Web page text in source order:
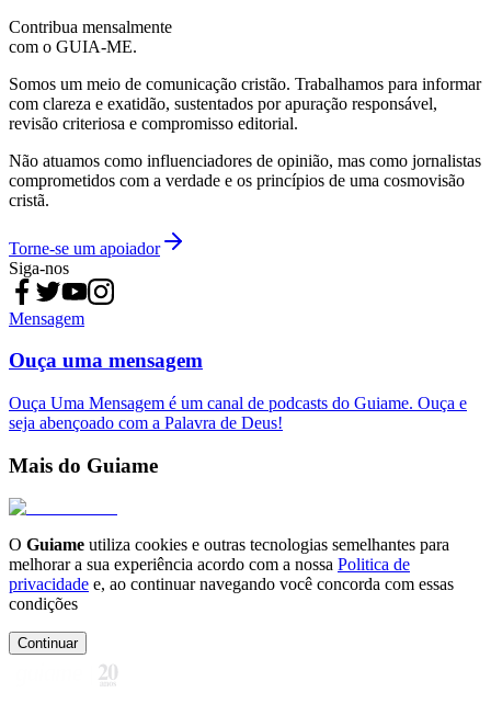
Contribua mensalmente
com o GUIA-ME.
Somos um meio de comunicação cristão. Trabalhamos para informar
com clareza e exatidão, sustentados por apuração responsável,
revisão criteriosa e compromisso editorial.
Não atuamos como influenciadores de opinião, mas como jornalistas
comprometidos com a verdade e os princípios de uma cosmovisão
cristã.
Torne-se um apoiador
Siga-nos
Mensagem
Ouça uma mensagem
Ouça Uma Mensagem é um canal de podcasts do Guiame. Ouça e
seja abençoado com a Palavra de Deus!
Mais do Guiame
O Guiame utiliza cookies e outras tecnologias semelhantes para
melhorar a sua experiência acordo com a nossa Politica de
privacidade e, ao continuar navegando você concorda com essas
condições
Continuar